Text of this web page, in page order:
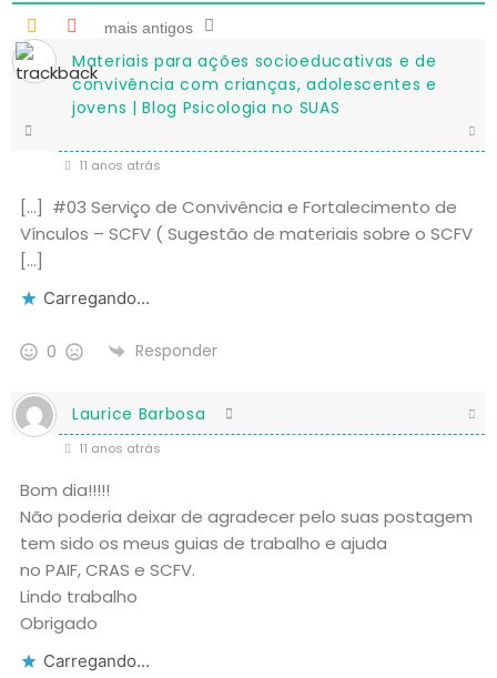
mais antigos
Materiais para ações socioeducativas e de
convivência com crianças, adolescentes e
jovens | Blog Psicologia no SUAS
11 anos atrás
[…] #03 Serviço de Convivência e Fortalecimento de
Vínculos – SCFV ( Sugestão de materiais sobre o SCFV
[…]
Carregando...
0 Responder
Laurice Barbosa
11 anos atrás
Bom dia!!!!!
Não poderia deixar de agradecer pelo suas postagem
tem sido os meus guias de trabalho e ajuda
no PAIF, CRAS e SCFV.
Lindo trabalho
Obrigado
Carregando...